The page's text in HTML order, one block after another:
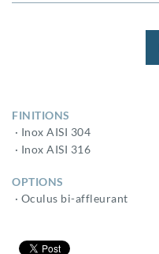
FINITIONS
· Inox AISI 304
· Inox AISI 316
OPTIONS
· Oculus bi-affleurant